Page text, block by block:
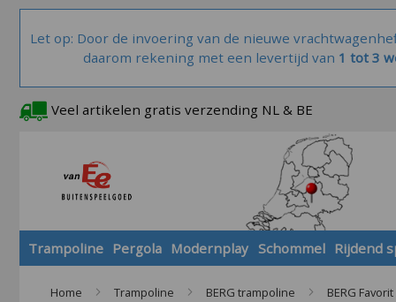
Let op: Door de invoering van de nieuwe
daarom rekening met een levertijd van 1 tot 3
Veel artikelen gratis verzending NL & BE
Trampoline Pergola Modernplay Schommel Rijdend
Home Trampoline BERG trampoline BERG Favorit